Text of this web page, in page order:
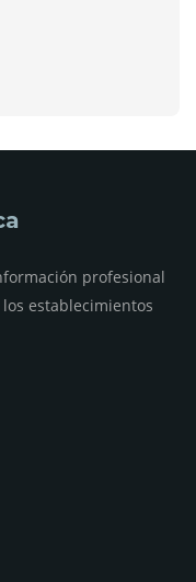
profesional
establecimientos